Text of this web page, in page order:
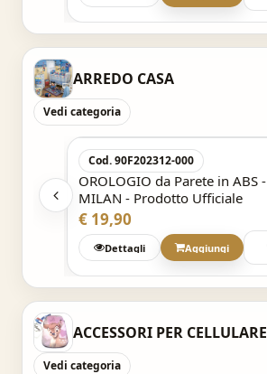
ARREDO CASA
Vedi categoria
Cod. 90F202312-000
OROLOGIO da Parete in ABS
MILAN - Prodotto Ufficiale
€ 19,90
Dettagli Aggiungi
ACCESSORI PER CELLULARE
Vedi categoria